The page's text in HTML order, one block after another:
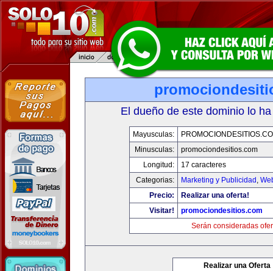
El dueño de este dominio lo
Mayusculas:
Minusculas:
promociondesitios.com
Longitud:
17 caracteres
Categorias:
Marketing y Publicidad ,
Precio:
Realizar una oferta!
Visitar!
promociondesitios.com
Serán consideradas
Realizar una Oferta